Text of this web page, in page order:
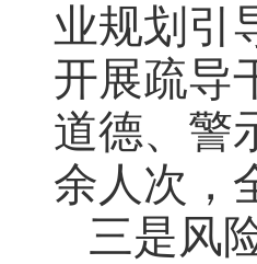
业规划引
开展疏导
道德、警
余人次，
三是风